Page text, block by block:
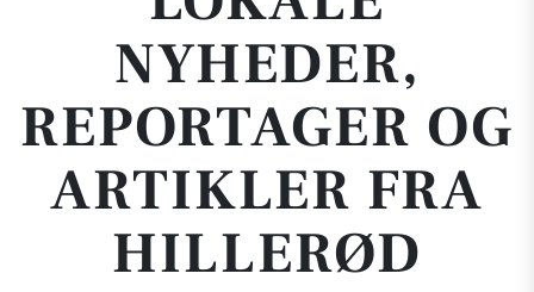
NYHEDER,
REPORTAGER OG
ARTIKLER FRA
HILLERØD